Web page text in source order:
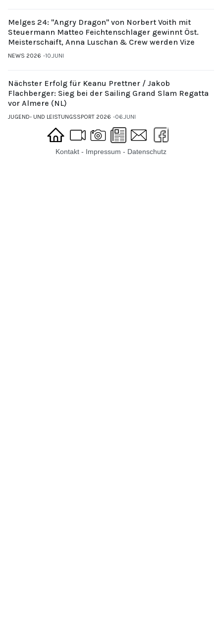
Melges 24: "Angry Dragon" von Norbert Voith mit
Steuermann Matteo Feichtenschlager gewinnt Öst.
Meisterschaift, Anna Luschan & Crew werden Vize
NEWS 2026 10.JUNI
Nächster Erfolg für Keanu Prettner / Jakob
Flachberger: Sieg bei der Sailing Grand Slam Regatta
vor Almere (NL)
JUGEND- UND LEISTUNGSSPORT 2026 06.JUNI
Kontakt - Impressum - Datenschutz